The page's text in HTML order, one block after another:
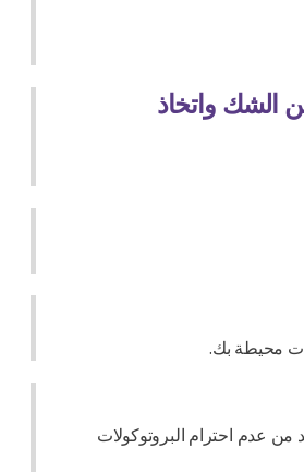
الشك واتخاذ
محيطة بك.
من عدم احترام البروتوكولات